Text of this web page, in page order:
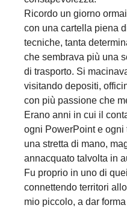
Ricordo un giorno
con una cartella piena
tecniche, tanta
che sembrava più una
di trasporto. Si
visitando depositi,
con più passione che
Erano anni in cui il
ogni PowerPoint e ogni
una stretta di mano,
annacquato talvolta in
Fu proprio in uno di
connettendo territori
mio piccolo, a dar